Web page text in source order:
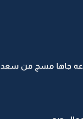
جاها مسج من سعد